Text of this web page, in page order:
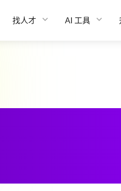
找人才 AI 工具